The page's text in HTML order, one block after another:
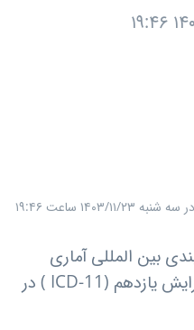
در سه شنبه ۱۴۰۳/۱۱/۲۳ ساعت ۱۹:۴۶
بین المللی آماری
بیماری ها و مسایل مرتبط - ویرایش یازدهم (ICD-11 ) در